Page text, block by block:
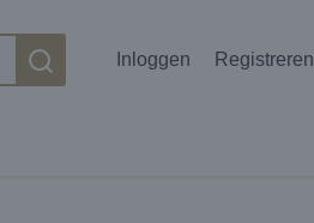
Inloggen Registreren